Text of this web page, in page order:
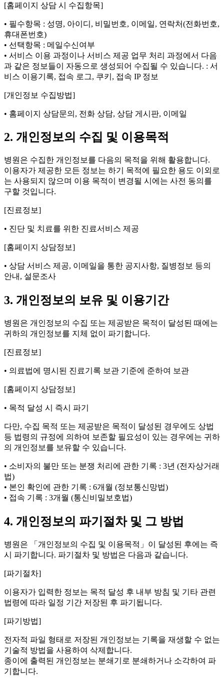
[홈페이지 상담 시 수집항목]
• 필수항목 : 성명, 아이디, 비밀번호, 이메일, 연락처(전화번호,
휴대폰번호)
• 선택항목 : 메일수신여부
• 서비스 이용 과정이나 서비스 제공 업무 처리 과정에서 다음
과 같은 정보들이 자동으로 생성되어 수집될 수 있습니다. : 서
비스 이용기록, 접속 로그, 쿠키, 접속 IP 정보
[개인정보 수집방법]
• 홈페이지 상담문의, 전화 상담, 상담 게시판, 이메일
2. 개인정보의 수집 및 이용목적
병원은 수집한 개인정보를 다음의 목적을 위해 활용합니다.
이용자가 제공한 모든 정보는 하기 목적에 필요한 용도 이외로
는 사용되지 않으며 이용 목적이 변경될 시에는 사전 동의를
구할 것입니다.
[진료정보]
• 진단 및 치료를 위한 진료서비스 제공
[홈페이지 상담정보]
• 상담 서비스 제공, 이메일을 통한 공지사항, 질병정보 등의
안내, 설문조사
3. 개인정보의 보유 및 이용기간
병원은 개인정보의 수집 또는 제공받은 목적이 달성된 때에는
귀하의 개인정보를 지체 없이 파기합니다.
[진료정보]
• 의료법에 명시된 진료기록 보관 기준에 준하여 보관
[홈페이지 상담정보]
• 목적 달성 시 즉시 파기
다만, 수집 목적 또는 제공받은 목적이 달성된 경우에도 상법
등 법령의 규정에 의하여 보존할 필요성이 있는 경우에는 귀하
의 개인정보를 보유할 수 있습니다.
• 소비자의 불만 또는 분쟁 처리에 관한 기록 : 3년 (전자상거래
법)
• 본인 확인에 관한 기록 : 6개월 (정보통신망법)
• 접속 기록 : 3개월 (통신비밀보호법)
4. 개인정보의 파기절차 및 그 방법
병원은 「개인정보의 수집 및 이용목적」이 달성된 후에는 즉
시 파기합니다. 파기절차 및 방법은 다음과 같습니다.
[파기절차]
이용자가 입력한 정보는 목적 달성 후 내부 방침 및 기타 관련
법령에 따라 일정 기간 저장된 후 파기됩니다.
[파기방법]
전자적 파일 형태로 저장된 개인정보는 기록을 재생할 수 없는
기술적 방법을 사용하여 삭제합니다.
종이에 출력된 개인정보는 분쇄기로 분쇄하거나 소각하여 파
기합니다.